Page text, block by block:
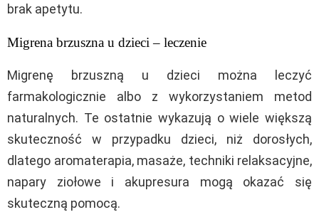
brak apetytu.
Migrena brzuszna u dzieci – leczenie
Migrenę brzuszną u dzieci można leczyć
farmakologicznie albo z wykorzystaniem metod
naturalnych. Te ostatnie wykazują o wiele większą
skuteczność w przypadku dzieci, niż dorosłych,
dlatego aromaterapia, masaże, techniki relaksacyjne,
napary ziołowe i akupresura mogą okazać się
skuteczną pomocą.